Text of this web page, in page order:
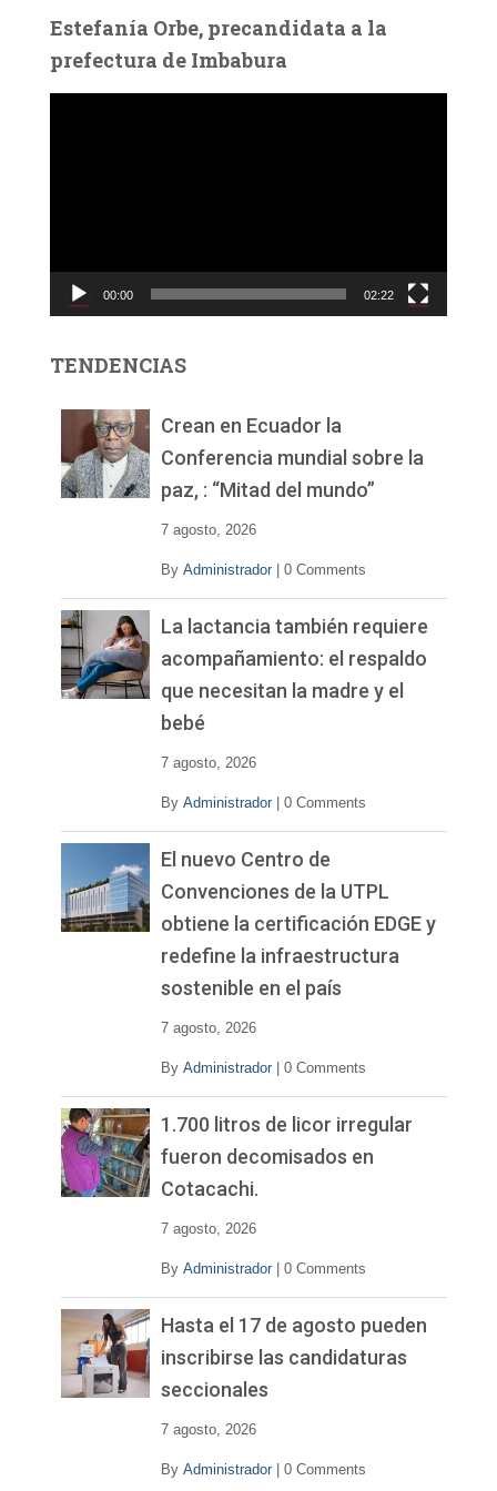
Estefanía Orbe, precandidata a la
prefectura de Imbabura
c
d
00:00 02:22
TENDENCIAS
Crean en Ecuador la
Conferencia mundial sobre la
paz, : “Mitad del mundo”
7 agosto, 2026
By Administrador 0 Comments
La lactancia también requiere
acompañamiento: el respaldo
que necesitan la madre y el
bebé
7 agosto, 2026
By Administrador 0 Comments
El nuevo Centro de
Convenciones de la UTPL
obtiene la certificación EDGE y
redefine la infraestructura
sostenible en el país
7 agosto, 2026
By Administrador 0 Comments
1.700 litros de licor irregular
fueron decomisados en
Cotacachi.
7 agosto, 2026
By Administrador 0 Comments
Hasta el 17 de agosto pueden
inscribirse las candidaturas
seccionales
7 agosto, 2026
By Administrador 0 Comments